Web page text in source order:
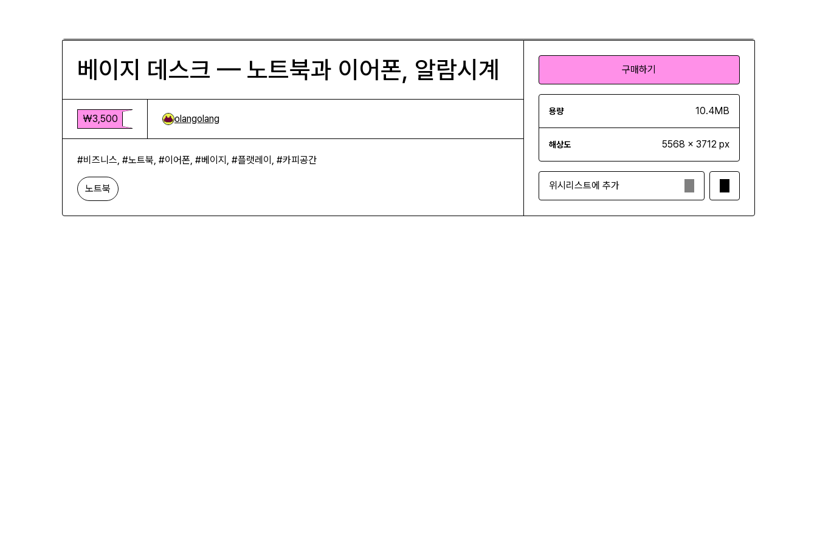
베이지 데스크 — 노트북과 이어폰, 알람시계
₩3,500 olangolang
#비즈니스, #노트북, #이어폰, #베이지, #플랫레이, #카피공간
노트북
구매하기
용량 10.4MB
해상도 5568 x 3712 px
위시리스트에 추가